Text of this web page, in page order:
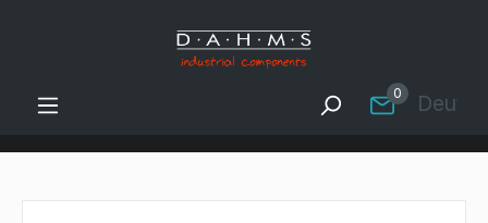
Zum Hauptinhalt springen
0